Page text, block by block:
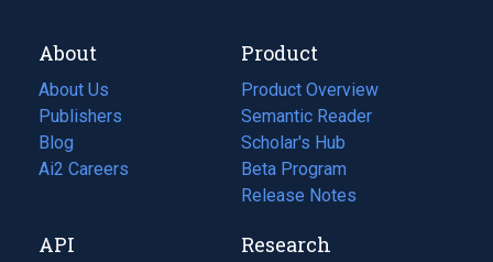
About
About Us
Publishers
Blog
(opens
in
tab)
Ai2 Careers
(opens
new
Product
Product Overview
Semantic Reader
Scholar's Hub
Beta Program
Release Notes
API Research